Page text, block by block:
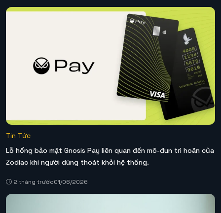
Tin Tức
Lỗ hổng bảo mật Gnosis Pay liên quan đến mô-đun trì hoãn của
Zodiac khi người dùng thoát khỏi hệ thống.
2 tháng trước01/06/2026